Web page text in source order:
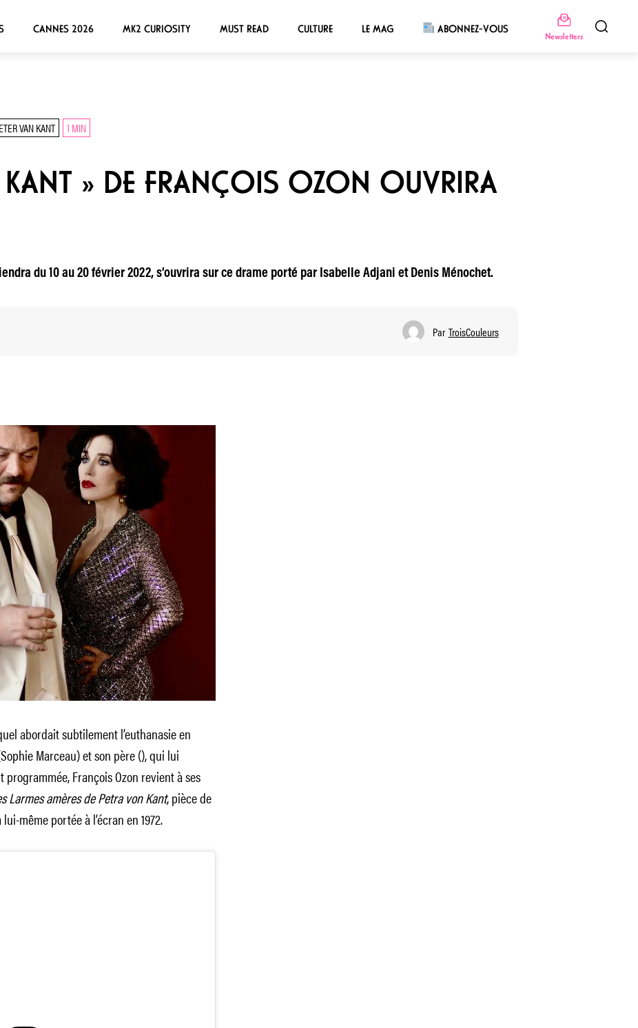
CANNES 2026 MK2 CURIOSITY MUST READ CULTURE LE MAG ABONNEZ-VOUS
Newsletters
VAN KANT 1 MIN
KANT » DE FRANÇOIS OZON OUVRIRA
du 10 au 20 février 2022, s’ouvrira sur ce drame porté par Isabelle Adjani et Denis Ménochet.
Par TroisCouleurs
abordait subtilement l’euthanasie en
Marceau) et son père (), qui lui
François Ozon revient à ses
Larmes amères de Petra von Kant, pièce de
même portée à l’écran en 1972.